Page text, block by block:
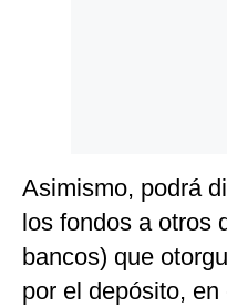
Asimismo, podrá
los fondos a otros
bancos) que
por el depósito,